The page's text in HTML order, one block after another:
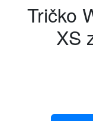
Tričko
XS